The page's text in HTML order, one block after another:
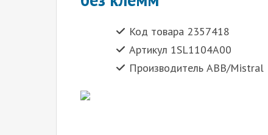
Код товара 2357418
Артикул 1SL1104A00
Производитель ABB/Mistral